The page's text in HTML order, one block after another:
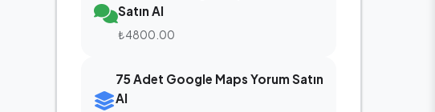
Satın Al
₺4800.00
75 Adet Google Maps Yorum Satın
Al